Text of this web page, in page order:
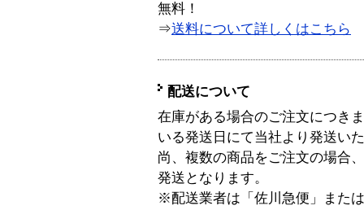
無料！
⇒送料について詳しくはこちら
配送について
在庫がある場合のご注文につき
いる発送日にて当社より発送い
尚、複数の商品をご注文の場合
発送となります。
※配送業者は「佐川急便」また